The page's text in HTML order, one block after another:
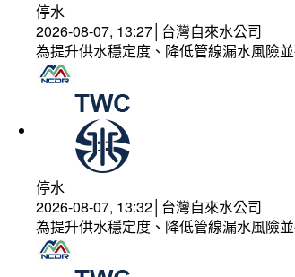
停水
2026-08-07, 13:27│台灣自來水公司
為提升供水穩定度、降低管線漏水風險
停水
2026-08-07, 13:32│台灣自來水公司
為提升供水穩定度、降低管線漏水風險